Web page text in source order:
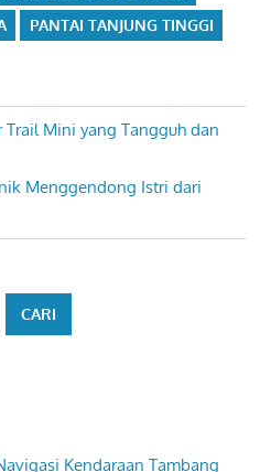
PANTAI TANJUNG TINGGI
Trail Mini yang Tangguh dan
Menggendong Istri dari
CARI
Kendaraan Tambang